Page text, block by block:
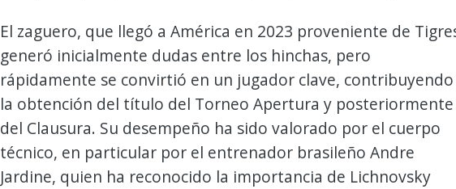
El zaguero, que llegó a América en 2023 proveniente de
generó inicialmente dudas entre los hinchas, pero
rápidamente se convirtió en un jugador clave,
la obtención del título del Torneo Apertura y posteriormente
del Clausura. Su desempeño ha sido valorado por el cuerpo
técnico, en particular por el entrenador brasileño Andre
Jardine, quien ha reconocido la importancia de Lichnovsky